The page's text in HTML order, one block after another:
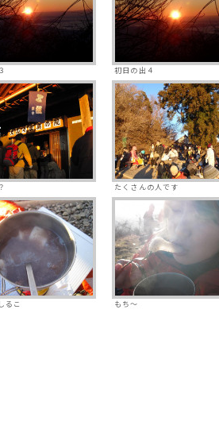
初日の出４
たくさんの人です
るこ もち～